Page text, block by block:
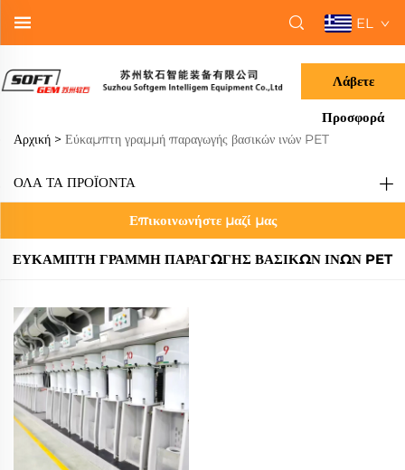
EL
Λάβετε
Προσφορά
Αρχική > Εύκαμπτη γραμμή παραγωγής βασικών ινών PET
ΌΛΑ ΤΑ ΠΡΟΪΟΝΤΑ
Επικοινωνήστε μαζί μας
ΕΎΚΑΜΠΤΗ ΓΡΑΜΜΉ ΠΑΡΑΓΩΓΉΣ ΒΑΣΙΚΏΝ ΙΝΏΝ PET